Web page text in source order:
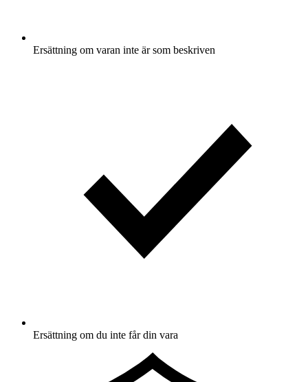
Ersättning om varan inte är som beskriven
Ersättning om du inte får din vara